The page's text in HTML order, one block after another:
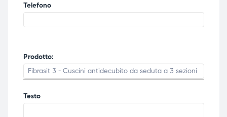
Telefono
Prodotto:
Testo